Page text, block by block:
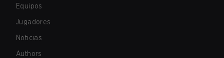
Equipos
Jugadores
Noticias
Authors